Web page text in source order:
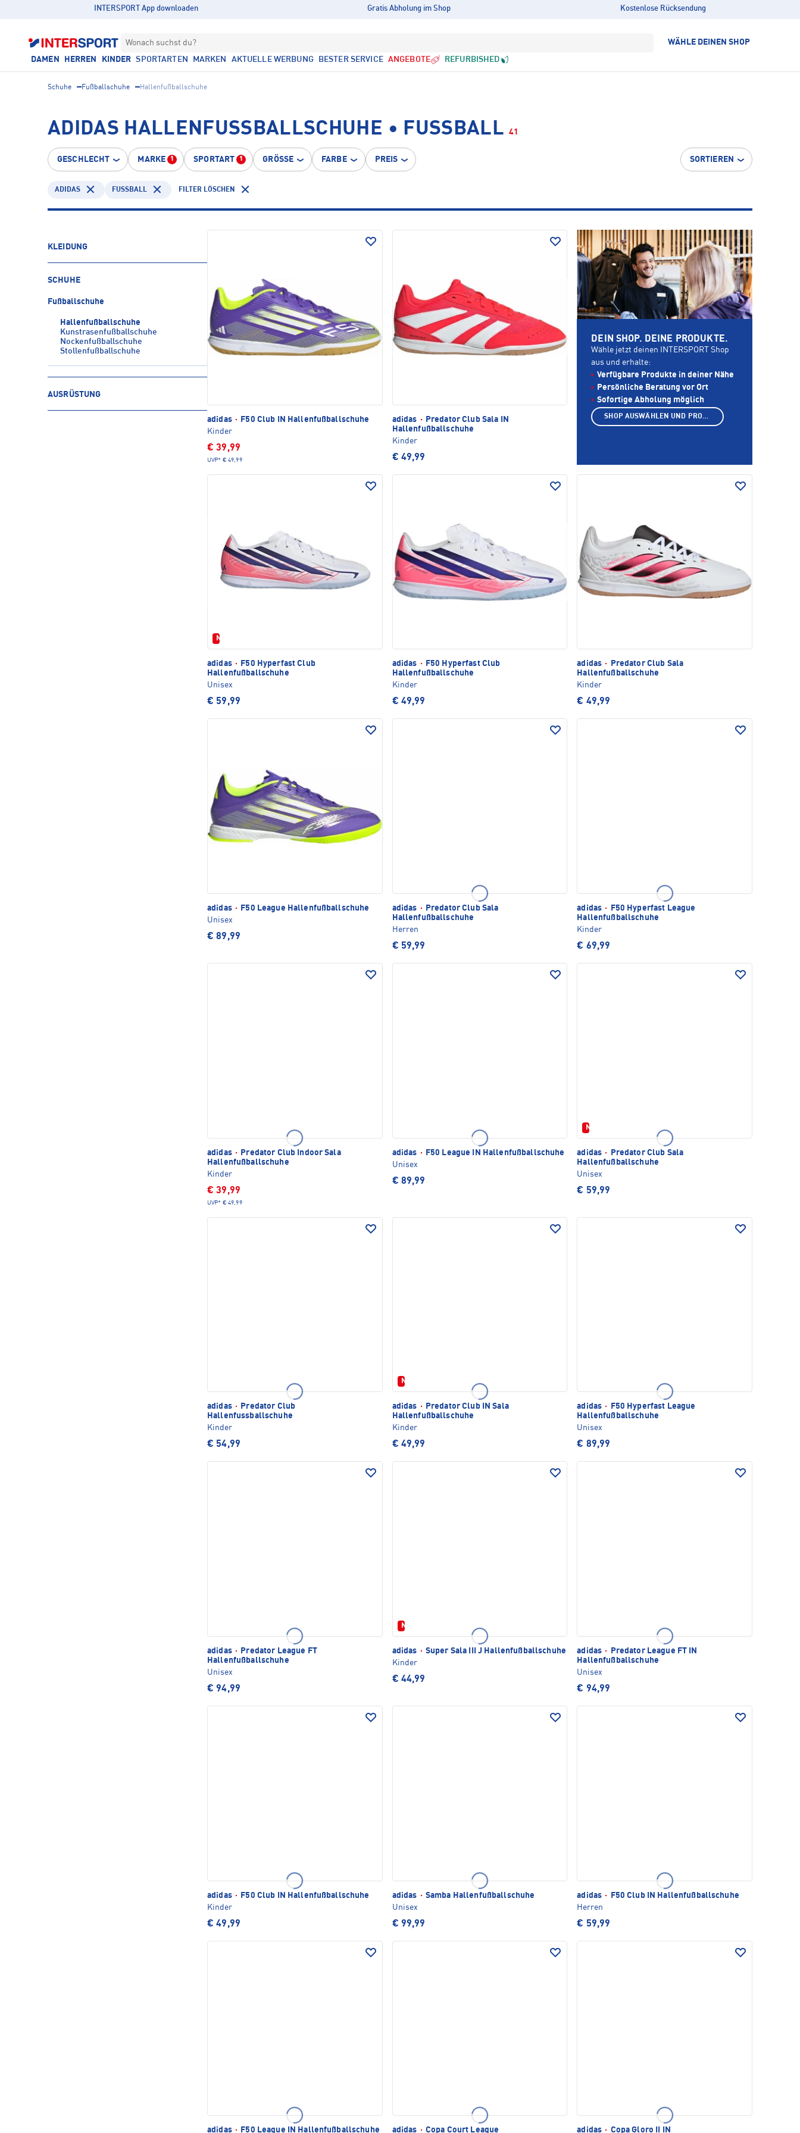
INTERSPORT App downloaden Gratis Abholung im Shop Kostenlose Rücksendung
Wonach suchst du? WÄHLE DEINEN SHOP
DAMEN HERREN KINDER SPORTARTEN MARKEN AKTUELLE WERBUNG BESTER SERVICE ANGEBOTE REFURBISHED
Schuhe Fußballschuhe Hallenfußballschuhe
ADIDAS HALLENFUSSBALLSCHUHE • FUSSBALL 41
GESCHLECHT MARKE 1 SPORTART 1 GRÖSSE FARBE PREIS SORTIEREN
ADIDAS FUSSBALL FILTER LÖSCHEN
KLEIDUNG
SCHUHE
Fußballschuhe
Hallenfußballschuhe
Kunstrasenfußballschuhe
Nockenfußballschuhe
Stollenfußballschuhe
AUSRÜSTUNG
adidas ·
F50 Club IN Hallenfußballschuhe
Kinder
€ 39,99
UVP* € 49,99
adidas ·
Predator Club Sala IN
Hallenfußballschuhe
Kinder
€ 49,99
Neu
adidas ·
F50 Hyperfast Club
Hallenfußballschuhe
Unisex
€ 59,99
adidas ·
F50 Hyperfast Club
Hallenfußballschuhe
Kinder
€ 49,99
adidas ·
Predator Club Sala
Hallenfußballschuhe
Kinder
€ 49,99
adidas ·
F50 League Hallenfußballschuhe
Unisex
€ 89,99
adidas ·
Predator Club Sala
Hallenfußballschuhe
Herren
€ 59,99
adidas ·
F50 Hyperfast League
Hallenfußballschuhe
Kinder
€ 69,99
adidas ·
Predator Club Indoor Sala
Hallenfußballschuhe
Kinder
€ 39,99
UVP* € 49,99
adidas ·
F50 League IN Hallenfußballschuhe
Unisex
€ 89,99
Neu
adidas ·
Predator Club Sala
Hallenfußballschuhe
Unisex
€ 59,99
adidas ·
Predator Club
Hallenfussballschuhe
Kinder
€ 54,99
Neu
adidas ·
Predator Club IN Sala
Hallenfußballschuhe
Kinder
€ 49,99
adidas ·
F50 Hyperfast League
Hallenfußballschuhe
Unisex
€ 89,99
adidas ·
Predator League FT
Hallenfußballschuhe
Unisex
€ 94,99
Neu
adidas · Super Sala III J Hallenfußballschuhe
Kinder
€ 44,99
adidas ·
Predator League FT IN
Hallenfußballschuhe
Unisex
€ 94,99
adidas ·
F50 Club IN Hallenfußballschuhe
Kinder
€ 49,99
adidas · Samba Hallenfußballschuhe
Unisex
€ 99,99
adidas ·
F50 Club IN Hallenfußballschuhe
Herren
€ 59,99
adidas · F50 League IN Hallenfußballschuhe adidas · Copa Court League adidas · Copa Gloro II IN
DEIN SHOP. DEINE PRODUKTE.
Wähle jetzt deinen INTERSPORT Shop
aus und erhalte:
Verfügbare Produkte in deiner Nähe
Persönliche Beratung vor Ort
Sofortige Abholung möglich
SHOP AUSWÄHLEN UND PRODUKTE ANZEIGEN